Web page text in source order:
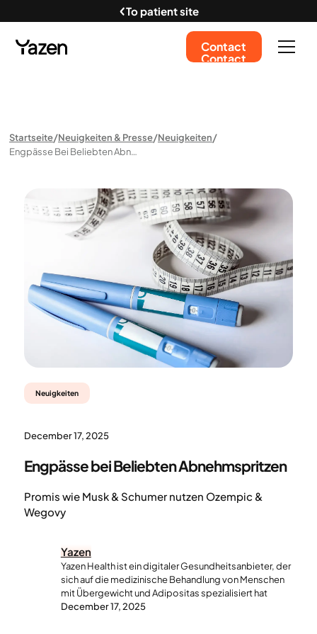
To patient site
Contact
Contact
Startseite Neuigkeiten & Presse Neuigkeiten
Engpässe Bei Beliebten Abnehmspritzen
Neuigkeiten
December 17, 2025
Engpässe bei Beliebten Abnehmspritzen
Promis wie Musk & Schumer nutzen Ozempic &
Wegovy
Yazen
Yazen Health ist ein digitaler Gesundheitsanbieter, der
sich auf die medizinische Behandlung von Menschen
mit Übergewicht und Adipositas spezialisiert hat
December 17, 2025